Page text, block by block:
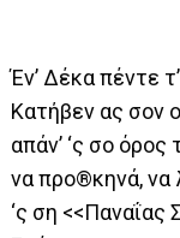
Έν’ Δέκα πέντε
Κατήβεν ας σον
απάν’ ‘ς σο
να προ®κηνά, να
‘ς ση <<Παναΐας